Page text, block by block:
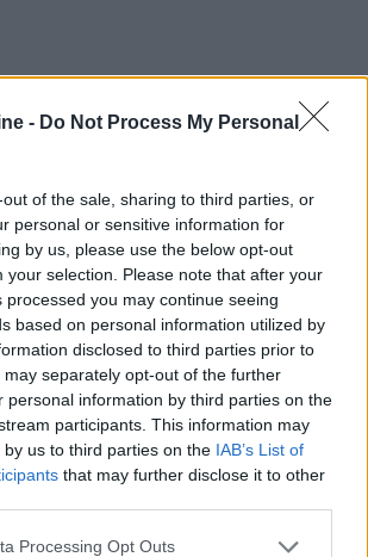
- Do Not Process My Personal
of the sale, sharing to third parties, or
personal or sensitive information for
by us, please use the below opt-out
your selection. Please note that after your
processed you may continue seeing
based on personal information utilized by
disclosed to third parties prior to
separately opt-out of the further
personal information by third parties on the
participants. This information may
us to third parties on the IAB’s List of
that may further disclose it to other
website/app uses one or more Google
Processing Opt Outs
leggere